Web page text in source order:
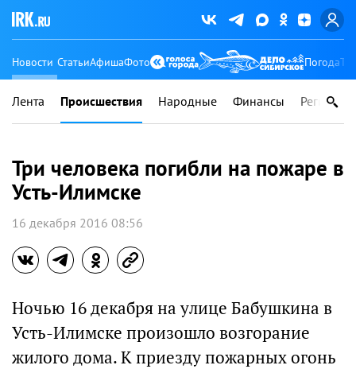
Новости СтатьиАфишаФото Погода
Лента Происшествия Народные Финансы Регионы
Три человека погибли на пожаре в
Усть-Илимске
16 декабря 2016 08:56
Ночью 16 декабря на улице Бабушкина в
Усть-Илимске произошло возгорание
жилого дома. К приезду пожарных огонь